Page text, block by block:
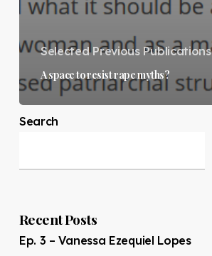
Selected Previous Publications
A space to resist rape myths?
Search
Recent Posts
Ep. 3 – Vanessa Ezequiel Lopes